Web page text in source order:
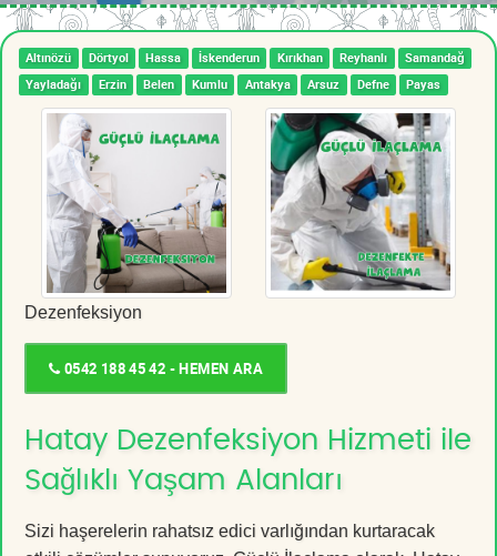
Altınözü Dörtyol Hassa İskenderun Kırıkhan Reyhanlı
Samandağ
Yayladağı
Erzin Belen Kumlu Antakya Arsuz Defne Payas
Dezenfeksiyon
0542 188 45 42 - HEMEN ARA
Hatay Dezenfeksiyon Hizmeti ile
Sağlıklı Yaşam Alanları
Sizi haşerelerin rahatsız edici varlığından kurtaracak